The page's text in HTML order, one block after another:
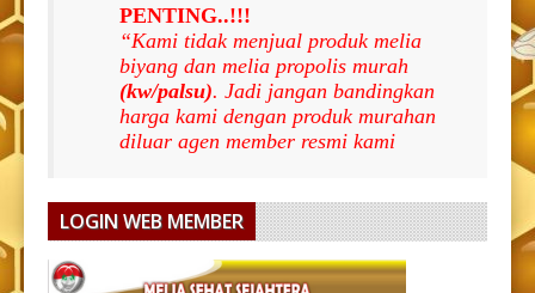
PENTING..!!!
“Kami tidak menjual produk melia
biyang dan melia propolis murah
(kw/palsu). Jadi jangan bandingkan
harga kami dengan produk murahan
diluar agen member resmi kami
LOGIN WEB MEMBER